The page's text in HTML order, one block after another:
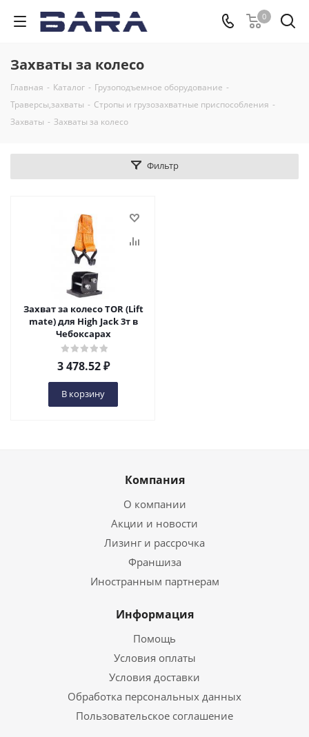
0
Захваты за колесо
Главная - Каталог - Грузоподъемное оборудование -
Траверсы,захваты - Стропы и грузозахватные приспособления -
Захваты - Захваты за колесо
Фильтр
Захват за колесо TOR (Lift
mate) для High Jack 3т в
Чебоксарах
3 478.52₽
В корзину
Компания
О компании
Акции и новости
Лизинг и рассрочка
Франшиза
Иностранным партнерам
Информация
Помощь
Условия оплаты
Условия доставки
Обработка персональных данных
Пользовательское соглашение